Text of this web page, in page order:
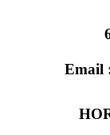
Email